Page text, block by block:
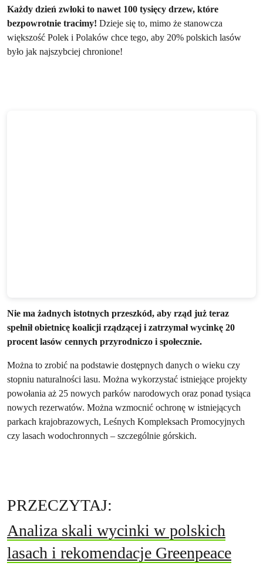
Każdy dzień zwłoki to nawet 100 tysięcy drzew, które
bezpowrotnie tracimy! Dzieje się to, mimo że stanowcza
większość Polek i Polaków chce tego, aby 20% polskich lasów
było jak najszybciej chronione!
Nie ma żadnych istotnych przeszkód, aby rząd już teraz
spełnił obietnicę koalicji rządzącej i zatrzymał wycinkę 20
procent lasów cennych przyrodniczo i społecznie.
Można to zrobić na podstawie dostępnych danych o wieku czy
stopniu naturalności lasu. Można wykorzystać istniejące projekty
powołania aż 25 nowych parków narodowych oraz ponad tysiąca
nowych rezerwatów. Można wzmocnić ochronę w istniejących
parkach krajobrazowych, Leśnych Kompleksach Promocyjnych
czy lasach wodochronnych – szczególnie górskich.
PRZECZYTAJ:
Analiza skali wycinki w polskich
lasach i rekomendacje Greenpeace